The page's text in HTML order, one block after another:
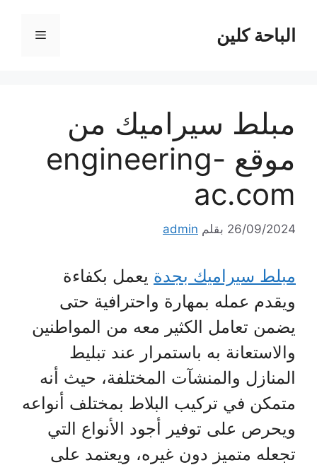
المحتوىالباحة كلين القائمة
مبلط سيراميك من
موقع engineering-
ac.com
26/09/2024 بقلم admin
مبلط سيراميك بجدة يعمل بكفاءة
ويقدم عمله بمهارة واحترافية حتى
يضمن تعامل الكثير معه من المواطنين
والاستعانة به باستمرار عند تبليط
المنازل والمنشآت المختلفة، حيث أنه
متمكن في تركيب البلاط بمختلف أنواعه
ويحرص على توفير أجود الأنواع التي
تجعله متميز دون غيره، ويعتمد على